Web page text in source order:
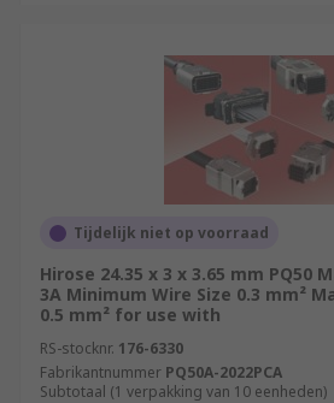
Tijdelijk niet op voorraad
Hirose 24.35 x 3 x 3.65 mm PQ50
3A Minimum Wire Size 0.3 mm²
0.5 mm² for use with
RS-stocknr. 176-6330
Fabrikantnummer PQ50A-2022PCA
Subtotaal (1 verpakking van 10 eenheden)